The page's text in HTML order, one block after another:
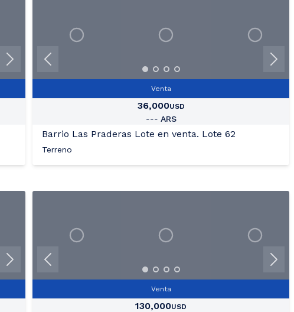
+12
Ver Mas Fotos
Venta
36,000USD
--- ARS
Barrio Las Praderas Lote en venta. Lote 62
Terreno
+8
Ver Mas Fotos
Venta
130,000USD